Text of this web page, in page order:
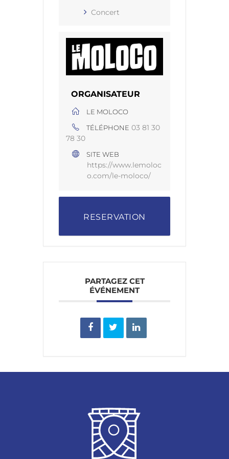
Concert
ORGANISATEUR
LE MOLOCO
TÉLÉPHONE 03 81 30
78 30
SITE WEB
https://www.lemoloc
o.com/le-moloco/
RESERVATION
PARTAGEZ CET
ÉVÉNEMENT